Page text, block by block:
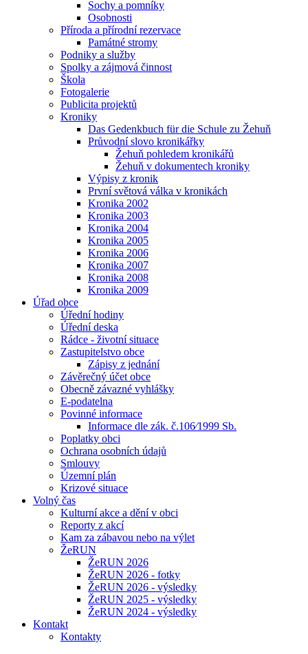
Sochy a pomníky
Osobnosti
Příroda a přírodní rezervace
Památné stromy
Podniky a služby
Spolky a zájmová činnost
Škola
Fotogalerie
Publicita projektů
Kroniky
Das Gedenkbuch für die Schule zu Žehuň
Průvodní slovo kronikářky
Žehuň pohledem kronikářů
Žehuň v dokumentech kroniky
Výpisy z kronik
První světová válka v kronikách
Kronika 2002
Kronika 2003
Kronika 2004
Kronika 2005
Kronika 2006
Kronika 2007
Kronika 2008
Kronika 2009
Úřad obce
Úřední hodiny
Úřední deska
Rádce - životní situace
Zastupitelstvo obce
Zápisy z jednání
Závěrečný účet obce
Obecně závazné vyhlášky
E-podatelna
Povinné informace
Informace dle zák. č.106⁄1999 Sb.
Poplatky obci
Ochrana osobních údajů
Smlouvy
Územní plán
Krizové situace
Volný čas
Kulturní akce a dění v obci
Reporty z akcí
Kam za zábavou nebo na výlet
ŽeRUN
ŽeRUN 2026
ŽeRUN 2026 - fotky
ŽeRUN 2026 - výsledky
ŽeRUN 2025 - výsledky
ŽeRUN 2024 - výsledky
Kontakt
Kontakty